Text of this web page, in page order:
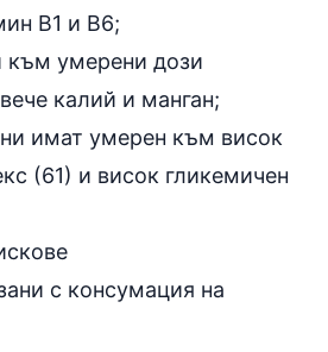
В1 и В6;
умерени дози
калий и манган;
имат умерен към висок
(61) и висок гликемичен
с консумация на